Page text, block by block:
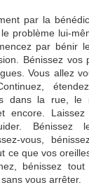
par la
problème lui-
par bénir
Bénissez vos
Vous allez
dans la rue, le
encore. Laissez
Bénissez
vous,
ce que vos
bénissez
vous arrêter.